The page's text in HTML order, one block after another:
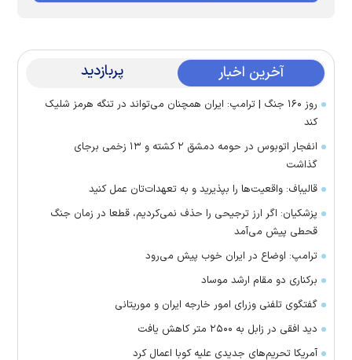
آخرین اخبار پربازدید
روز ۱۶۰ جنگ | ترامپ: ایران همچنان می‌تواند در تنگه هرمز شلیک
کند
انفجار اتوبوس در حومه دمشق ۲ کشته و ۱۳ زخمی برجای
گذاشت
قالیباف: واقعیت‌ها را بپذیرید و به تعهدات‌تان عمل کنید
پزشکیان: اگر ارز ترجیحی را حذف نمی‌کردیم، قطعا در زمان جنگ
قحطی پیش می‌آمد
ترامپ: اوضاع در ایران خوب پیش می‌رود
برکناری دو مقام ارشد موساد
گفتگوی تلفنی وزرای امور خارجه ایران و موریتانی
دید افقی در زابل به ۲۵۰۰ متر کاهش یافت
آمریکا تحریم‌های جدیدی علیه کوبا اعمال کرد